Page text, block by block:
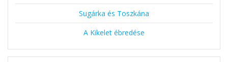
Sugárka és Toszkána
A Kikelet ébredése